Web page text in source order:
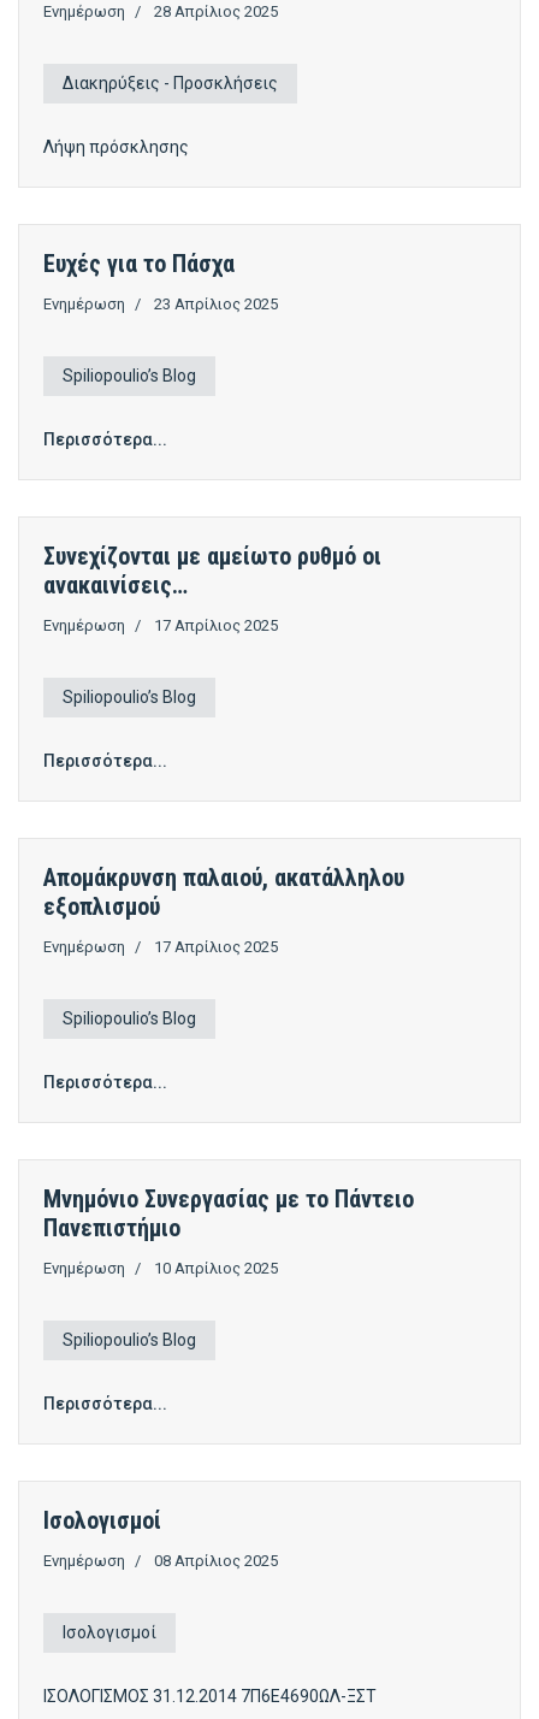
Ενημέρωση 28 Απρίλιος 2025
Διακηρύξεις - Προσκλήσεις
Λήψη πρόσκλησης
Ευχές για το Πάσχα
Ενημέρωση 23 Απρίλιος 2025
Spiliopoulio’s Blog
Περισσότερα...
Συνεχίζονται με αμείωτο ρυθμό οι
ανακαινίσεις…
Ενημέρωση 17 Απρίλιος 2025
Spiliopoulio’s Blog
Περισσότερα...
Απομάκρυνση παλαιού, ακατάλληλου
εξοπλισμού
Ενημέρωση 17 Απρίλιος 2025
Spiliopoulio’s Blog
Περισσότερα...
Μνημόνιο Συνεργασίας με το Πάντειο
Πανεπιστήμιο
Ενημέρωση 10 Απρίλιος 2025
Spiliopoulio’s Blog
Περισσότερα...
Ισολογισμοί
Ενημέρωση 08 Απρίλιος 2025
Ισολογισμοί
ΙΣΟΛΟΓΙΣΜΟΣ 31.12.2014 7Π6Ε4690ΩΛ-ΞΣΤ